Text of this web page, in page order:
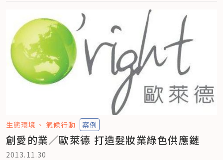
生態環境 氣候行動 案例
創愛的業／歐萊德 打造髮妝業綠色供應鏈
2013.11.30